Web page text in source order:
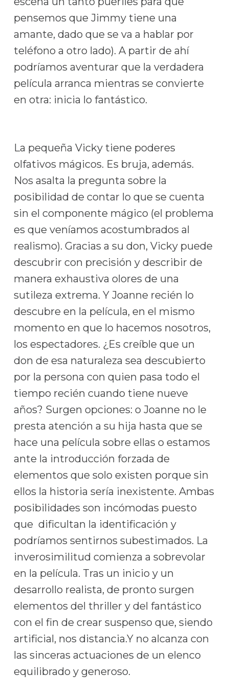
pensemos que Jimmy tiene una
amante, dado que se va a hablar por
teléfono a otro lado). A partir de ahí
podríamos aventurar que la verdadera
película arranca mientras se convierte
en otra: inicia lo fantástico.
La pequeña Vicky tiene poderes
olfativos mágicos. Es bruja, además.
Nos asalta la pregunta sobre la
posibilidad de contar lo que se cuenta
sin el componente mágico (el problema
es que veníamos acostumbrados al
realismo). Gracias a su don, Vicky puede
descubrir con precisión y describir de
manera exhaustiva olores de una
sutileza extrema. Y Joanne recién lo
descubre en la película, en el mismo
momento en que lo hacemos nosotros,
los espectadores. ¿Es creíble que un
don de esa naturaleza sea descubierto
por la persona con quien pasa todo el
tiempo recién cuando tiene nueve
años? Surgen opciones: o Joanne no le
presta atención a su hija hasta que se
hace una película sobre ellas o estamos
ante la introducción forzada de
elementos que solo existen porque sin
ellos la historia sería inexistente. Ambas
posibilidades son incómodas puesto
que dificultan la identificación y
podríamos sentirnos subestimados. La
inverosimilitud comienza a sobrevolar
en la película. Tras un inicio y un
desarrollo realista, de pronto surgen
elementos del thriller y del fantástico
con el fin de crear suspenso que, siendo
artificial, nos distancia.Y no alcanza con
las sinceras actuaciones de un elenco
equilibrado y generoso.